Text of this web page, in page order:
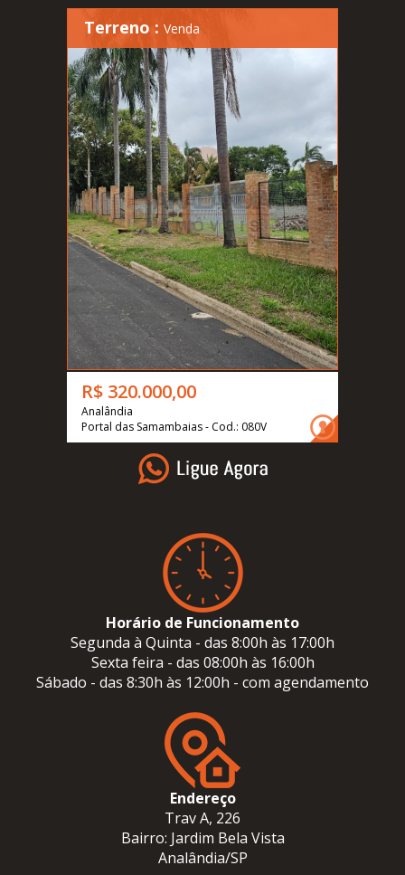
Terreno : Venda
R$ 320.000,00
Analândia
Portal das Samambaias - Cod.: 080V
Horário de Funcionamento
Segunda à Quinta - das 8:00h às 17:00h
Sexta feira - das 08:00h às 16:00h
Sábado - das 8:30h às 12:00h - com agendamento
Endereço
Trav A, 226
Bairro: Jardim Bela Vista
Analândia/SP